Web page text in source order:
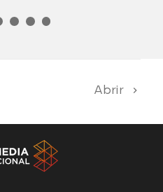
Abrir
El Hormiguero
Pasapalabra